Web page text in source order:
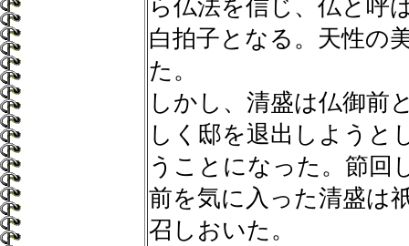
ら仏法を信じ、仏と呼
白拍子となる。天性の
た。
しかし、清盛は仏御前
しく邸を退出しようと
うことになった。節回
前を気に入った清盛は
召しおいた。